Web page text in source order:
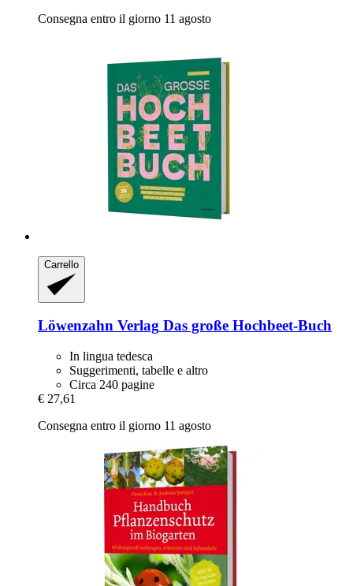
Consegna entro il giorno 11 agosto
Carrello
Löwenzahn Verlag Das große Hochbeet-​Buch
In lingua tedesca
Suggerimenti, tabelle e altro
Circa 240 pagine
€ 27,61
Consegna entro il giorno 11 agosto